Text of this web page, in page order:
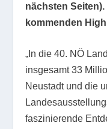
nächsten
kommenden
„In die 40. NÖ
insgesamt 33
Neustadt und die
faszinierende